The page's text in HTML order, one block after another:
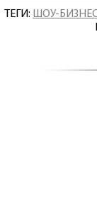
ТЕГИ: ШОУ-